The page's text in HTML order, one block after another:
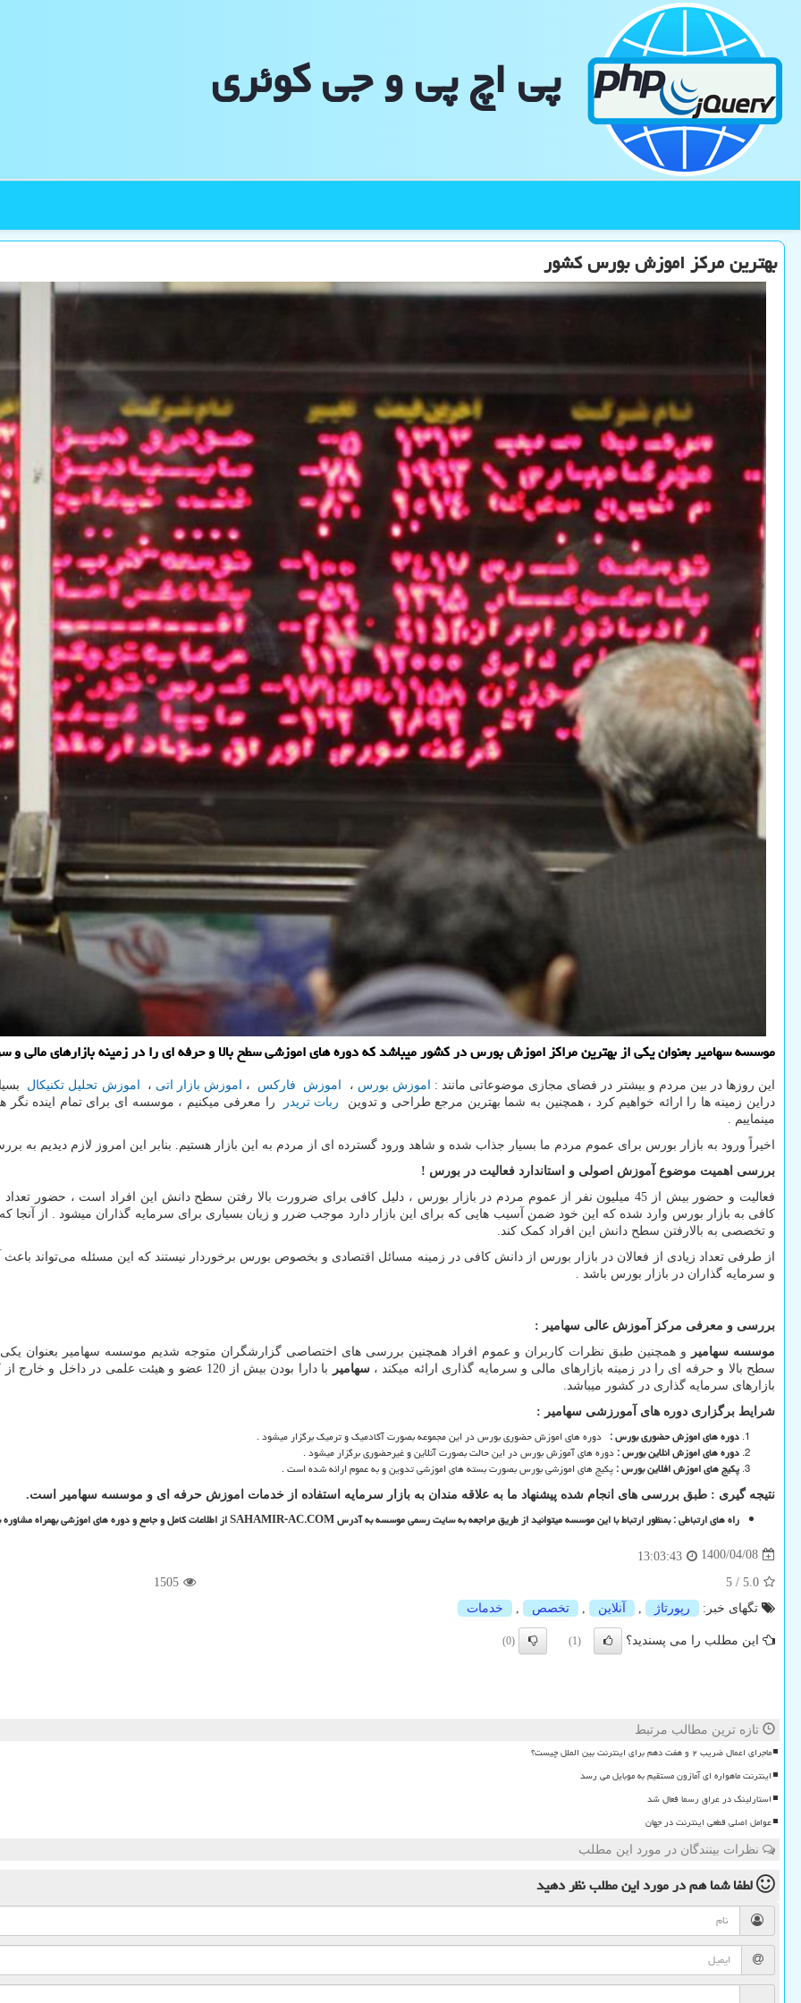
پی اچ پی و جی كوئری
بهترین مركز اموزش بورس كشور
موسسه سهامیر بعنوان یكی از بهترین مراكز اموزش بورس در كشور میباشد كه دوره های اموزشی سطح بالا و حرفه ای را در زمینه بازارهای مالی و
این روزها در بین مردم و بیشتر در فضای مجازی موضوعاتی مانند : اموزش بورس ، اموزش فارکس ، اموزش بازار اتی ، اموزش تحلیل تکنیکال
دراین زمینه ها را ارائه خواهیم کرد ، همچنین به شما بهترین مرجع طراحی و تدوین ربات تریدر
را معرفی میکنیم ، موسسه ای برای تمام اینده
مینماییم .
اخیرا‌ً ورود به بازار بورس برای عموم مردم ما بسیار جذاب شده و شاهد ورود گسترده ای از مردم به این بازار هستیم. بنابر این امروز لازم دیدیم به
بررسی اهمیت موضوع آموزش اصولی و استاندارد فعالیت در بورس !
فعالیت و حضور بیش از 45 میلیون نفر از عموم مردم در بازار بورس ، دلیل کافی برای ضرورت بالا رفتن سطح دانش این افراد است ،
کافی به بازار بورس وارد شده که این خود ضمن آسیب هایی که برای این بازار دارد موجب ضرر و زیان بسیاری برای سرمایه گذاران میشود . از آنجا که
و تخصصی به بالارفتن سطح دانش این افراد کمک کند.
از طرفی تعداد زیادی از فعالان در بازار بورس از دانش کافی در زمینه مسائل اقتصادی و بخصوص بورس برخوردار نیستند که این مسئله می‌تواند
و سرمایه گذاران در بازار بورس باشد .
بررسی و معرفی مرکز آموزش عالی سهامیر :
موسسه سهامیر
و همچنین طبق نظرات کاربران و عموم افراد همچنین بررسی های اختصاصی گزارشگران متوجه شدیم موسسه سهامیر بعنوان
سطح بالا و حرفه ای را در زمینه بازارهای مالی و سرمایه گذاری ارائه میکند ،سهامیر
با دارا بودن بیش از 120 عضو و هیئت علمی
بازارهای سرمایه گذاری در کشور میباشد.
شرایط برگزاری دوره های آمورزشی سهامیر :
دوره های اموزش حضوری بورس : دوره های اموزش حضوری بورس در این مجموعه بصورت آکادمیک و ترمیک برگزار میشود .
دوره های اموزش انلاین بورس :دوره های آموزش بورس در این حالت بصورت آنلاین و غیرحضوری برگزار میشود .
پکیج های اموزش افلاین بورس :پکیج های اموزشی بورس بصورت بسته های اموزشی تدوین و به عموم ارائه شده است .
نتیجه گیری : طبق بررسی های انجام شده پیشنهاد ما به علاقه مندان به بازار سرمایه استفاده از خدمات اموزش حرفه ای و موسسه سهامیر است.
راه های ارتباطی : بمنظور ارتباط با این موسسه میتوانید از طریق مراجعه به سایت رسمی موسسه به آدرسSAHAMIR-AC.COMاز اطلاعات کامل و جامع و دوره های اموزشی بهمراه
1400/04/08
13:03:43
5.0
/
5
1505
تگهای خبر:
رپورتاژ آنلاین تخصص خدمات
این مطلب را می پسندید؟ (1)
(0)
تازه ترین مطالب مرتبط
ماجرای اعمال ضریب ۲ و هفت دهم برای اینترنت بین الملل چیست؟
اینترنت ماهواره ای آمازون مستقیم به موبایل می رسد
استارلینک در عراق رسما فعال شد
عوامل اصلی قطعی اینترنت در جهان
نظرات بینندگان در مورد این مطلب
لطفا شما همدر مورد این مطلبنظر دهید